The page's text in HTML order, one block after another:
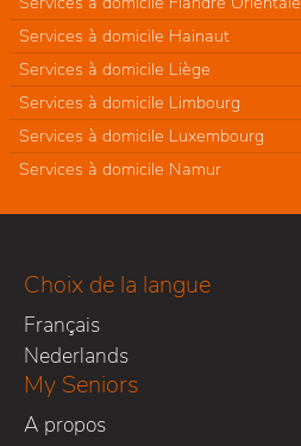
Services à domicile Hainaut
Services à domicile Liège
Services à domicile Limbourg
Services à domicile Luxembourg
Services à domicile Namur
Choix de la langue
Français
Nederlands
My Seniors
A propos